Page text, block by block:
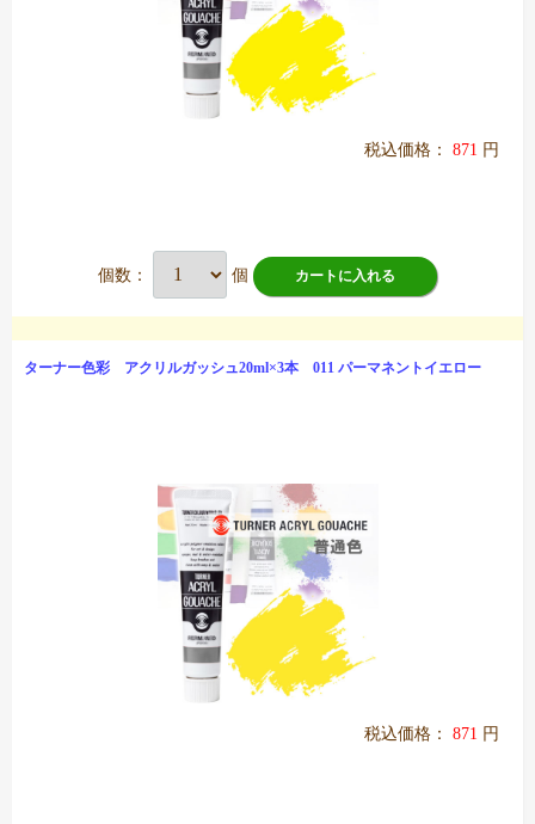
税込価格： 871 円
個数： 個 カートに入れる
ターナー色彩 アクリルガッシュ20ml×3本 011 パーマネントイエロー
税込価格： 871 円